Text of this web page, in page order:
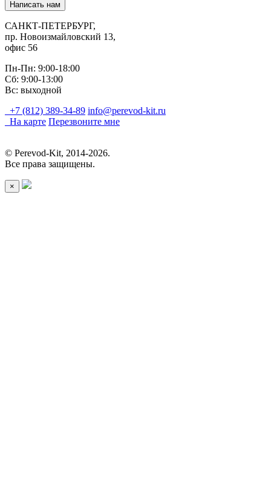
Написать нам
САНКТ-ПЕТЕРБУРГ,
пр. Новоизмайловский 13,
офис 56
Пн-Пн: 9:00-18:00
Сб: 9:00-13:00
Вс: выходной
+7 (812) 389-34-89 info@perevod-kit.ru
На карте Перезвоните мне
© Perevod-Kit, 2014-2026.
Все права защищены.
×